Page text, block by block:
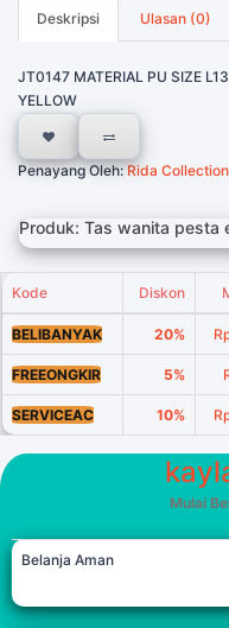
Deskripsi Ulasan (0)
JT0147 MATERIAL PU SIZE
YELLOW
Penayang Oleh:Rida Collection
Produk: Tas wanita pesta
Kode Diskon
BELIBANYAK 20%
FREEONGKIR 5%
SERVICEAC 10%
Mulai
Belanja Aman